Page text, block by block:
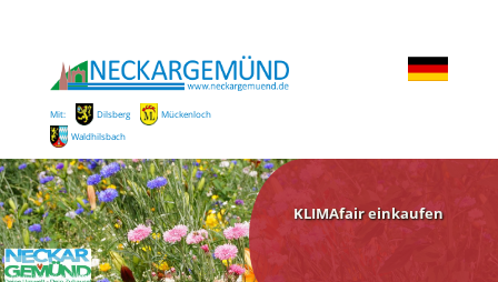
Mit: Dilsberg
Mückenloch
Waldhilsbach
KLIMAfair einkaufen